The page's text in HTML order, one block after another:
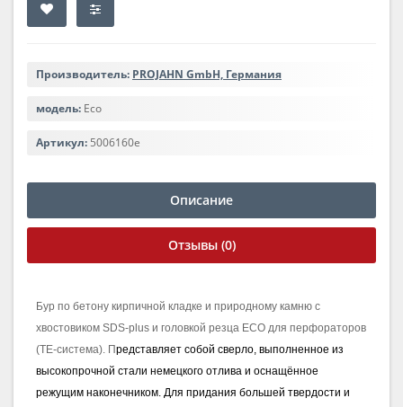
Производитель: PROJAHN GmbH, Германия
модель: Eco
Артикул: 5006160e
Описание
Отзывы (0)
Бур по бетону кирпичной кладке и природному камню с
хвостовиком SDS-plus и головкой резца ECO для перфораторов
(ТЕ-система). Представляет собой сверло, выполненное из
высокопрочной стали немецкого отлива и оснащённое
режущим наконечником. Для придания большей твердости и